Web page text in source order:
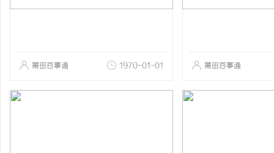
莆田百事通 1970-01-01 莆田百事通